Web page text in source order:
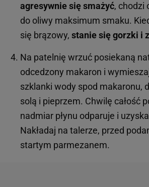
agresywnie się smażyć, chodzi
do oliwy maksimum smaku.
się brązowy, stanie się gorzki i
Na patelnię wrzuć posiekaną
odcedzony makaron i
szklanki wody spod makaronu,
solą i pieprzem. Chwilę całość
nadmiar płynu odparuje i
Nakładaj na talerze, przed
startym parmezanem.